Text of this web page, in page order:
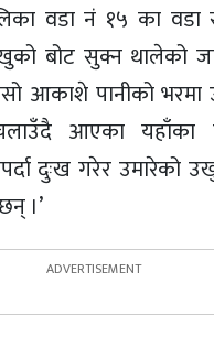
वडा नं १५ का वडा
बोट सुक्न थालेको
आकाशे पानीको
आएका यहाँका
दुःख गरेर उमारेको
।’